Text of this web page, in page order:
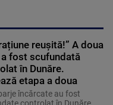
reușită!” A doua
a fost scufundată
în Dunăre.
etapa a doua
încărcate au fost